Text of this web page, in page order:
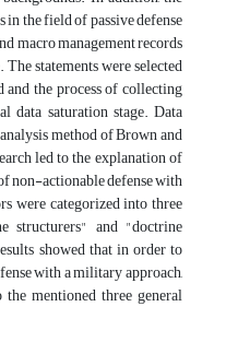
the field of passive defense
macro management records
statements were selected
the process of collecting
data saturation stage. Data
method of Brown and
led to the explanation of
non-actionable defense with
were categorized into three
structurers" and "doctrine
showed that in order to
with a military approach,
mentioned three general